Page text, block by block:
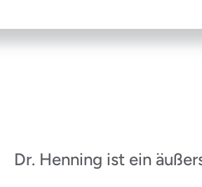
Dr. Henning ist ein